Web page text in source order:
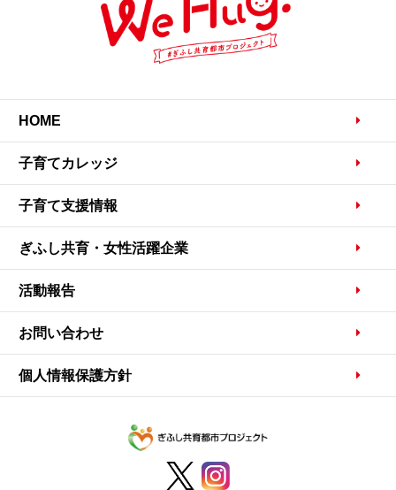
HOME
子育てカレッジ
子育て支援情報
ぎふし共育・女性活躍企業
活動報告
お問い合わせ
個人情報保護方針